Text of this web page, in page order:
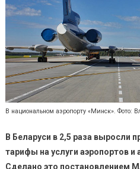
В национальном аэропорту «Минск». Фото:
В Беларуси в 2,5 раза выросли
тарифы на услуги аэропортов и
Сделано это постановлением